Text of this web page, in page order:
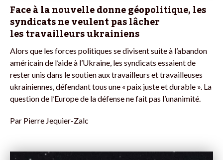
Face à la nouvelle donne géopolitique, les
syndicats ne veulent pas lâcher
les travailleurs ukrainiens
Alors que les forces politiques se divisent suite à l’abandon
américain de l’aide à l’Ukraine, les syndicats essaient de
rester unis dans le soutien aux travailleurs et travailleuses
ukrainiennes, défendant tous une « paix juste et durable ». La
question de l’Europe de la défense ne fait pas l’unanimité.
Par Pierre Jequier-Zalc